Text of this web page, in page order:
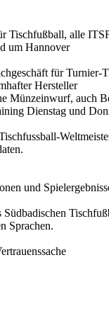
Tischfußball, alle
um Hannover
für Turnier-
Hersteller
Münzeinwurf, auch
Dienstag und
und
Sprachen.